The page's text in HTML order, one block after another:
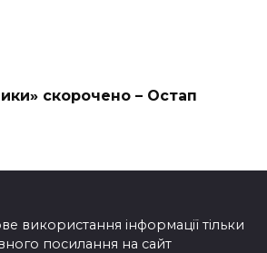
скорочено – Остап
використання інформації тільки
посилання на сайт